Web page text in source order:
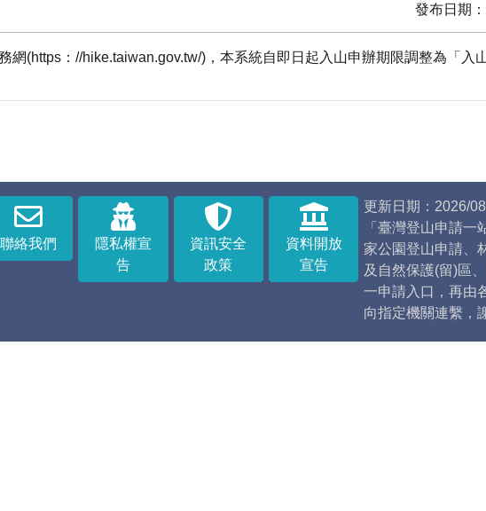
發布日期
網(https：//hike.taiwan.gov.tw/)，本系統自即日起入山申辦期限調整為「入
聯絡我們
隱私權宣
告
資訊安全
政策
資料開放
宣告
更新日期：2026/
「臺灣登山申請
家公園登山申請、
及自然保護(留)區
一申請入口，再由
向指定機關連繫，